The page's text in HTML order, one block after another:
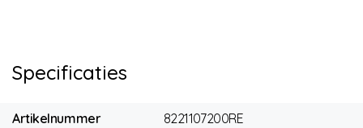
Specificaties
Artikelnummer 8221107200RE